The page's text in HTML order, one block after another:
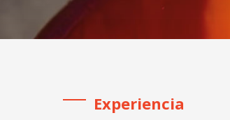
Experiencia